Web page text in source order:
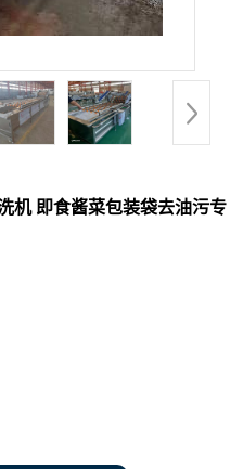
机 即食酱菜包装袋去油污专